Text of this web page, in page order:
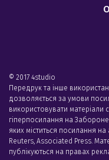
© 2017 4studio
Передрук та інше
дозволяється за умови
використовувати матеріали
гіперпосилання на
яких міститься посилання
Reuters, Associated Press.
публікуються на правах